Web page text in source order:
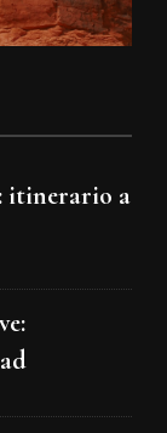
itinerario a